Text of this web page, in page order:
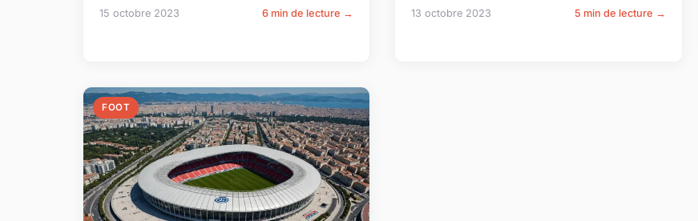
15 octobre 2023 6 min de lecture → 13 octobre 2023 5 min de lecture →
FOOT